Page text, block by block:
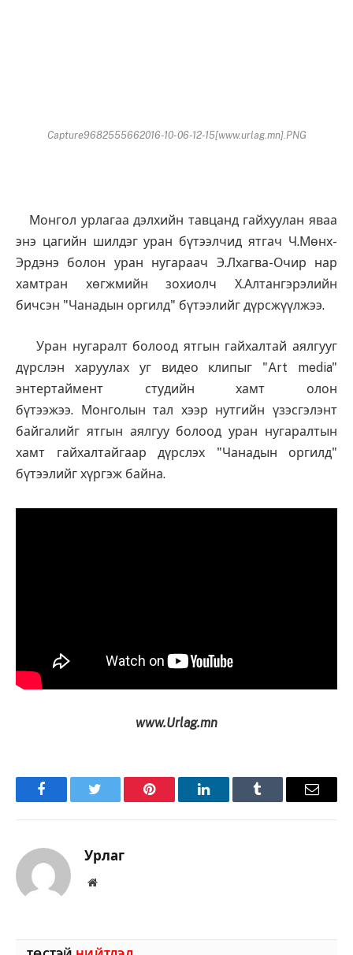
Capture9682555662016-10-06-12-15[www.urlag.mn].PNG
Монгол урлагаа дэлхийн тавцанд гайхуулан яваа
энэ цагийн шилдэг уран бүтээлчид ятгач Ч.Мөнх-
Эрдэнэ болон уран нугараач Э.Лхагва-Очир нар
хамтран хѳгжмийн зохиолч Х.Алтангэрэлийн
бичсэн "Чанадын оргилд" бүтээлийг дүрсжүүлжээ.
Уран нугаралт болоод ятгын гайхалтай аялгууг
дүрслэн харуулах уг видео клипыг "Art media"
энтертаймент студийн хамт олон
бүтээжээ. Монголын тал хээр нутгийн үзэсгэлэнт
байгалийг ятгын аялгуу болоод уран нугаралтын
хамт гайхалтайгаар дүрслэх "Чанадын оргилд"
бүтээлийг хүргэж байна.
www.Urlag.mn
FacebookTwitter Pinterest LinkedInTumblr Имэйл
Урлаг
Вэбсайт